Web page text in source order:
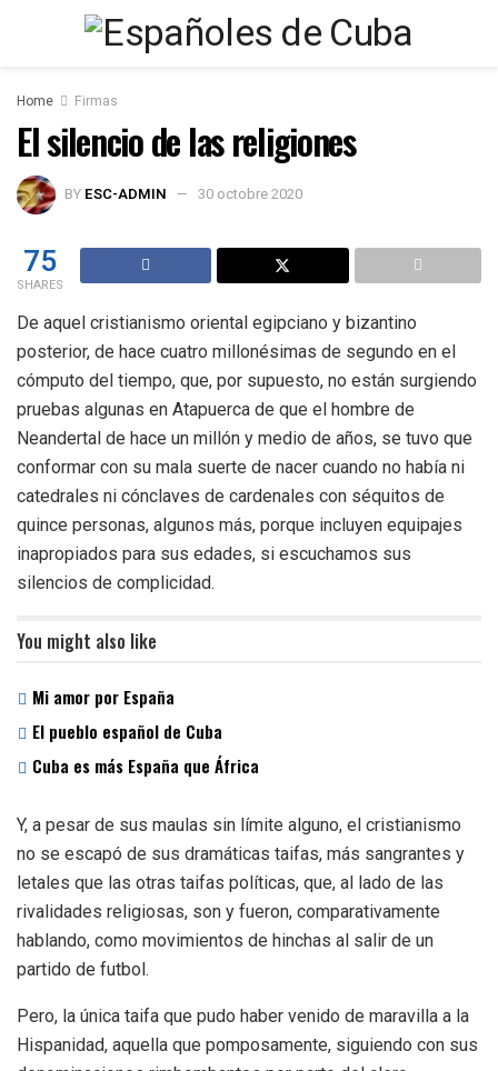
Home Firmas
El silencio de las religiones
BY ESC-ADMIN 30 octobre 2020
75
SHARES
De aquel cristianismo oriental egipciano y bizantino
posterior, de hace cuatro millonésimas de segundo en el
cómputo del tiempo, que, por supuesto, no están surgiendo
pruebas algunas en Atapuerca de que el hombre de
Neandertal de hace un millón y medio de años, se tuvo que
conformar con su mala suerte de nacer cuando no había ni
catedrales ni cónclaves de cardenales con séquitos de
quince personas, algunos más, porque incluyen equipajes
inapropiados para sus edades, si escuchamos sus
silencios de complicidad.
You might also like
Mi amor por España
El pueblo español de Cuba
Cuba es más España que África
Y, a pesar de sus maulas sin límite alguno, el cristianismo
no se escapó de sus dramáticas taifas, más sangrantes y
letales que las otras taifas políticas, que, al lado de las
rivalidades religiosas, son y fueron, comparativamente
hablando, como movimientos de hinchas al salir de un
partido de futbol.
Pero, la única taifa que pudo haber venido de maravilla a la
Hispanidad, aquella que pomposamente, siguiendo con sus